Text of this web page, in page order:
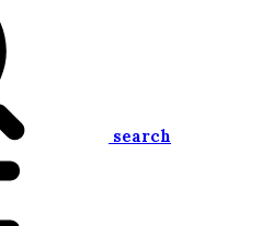
search